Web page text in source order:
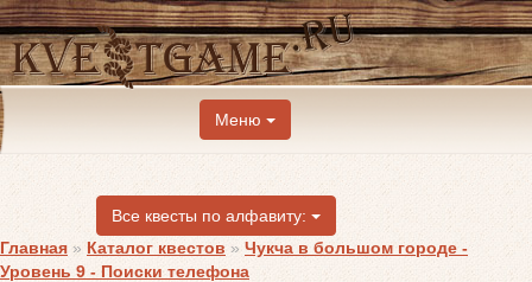
Меню
Все квесты по алфавиту:
Главная » Каталог квестов » Чукча в большом городе -
Уровень 9 - Поиски телефона